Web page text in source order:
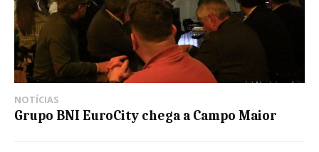
NOTÍCIAS
Grupo BNI EuroCity chega a Campo Maior